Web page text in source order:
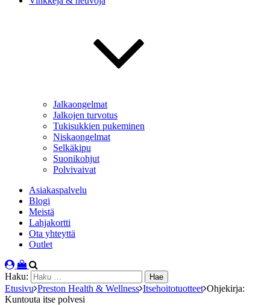
Jalkaongelmat
Jalkojen turvotus
Tukisukkien pukeminen
Niskaongelmat
Selkäkipu
Suonikohjut
Polvivaivat
Asiakaspalvelu
Blogi
Meistä
Lahjakortti
Ota yhteyttä
Outlet
Haku:
Etusivu Preston Health & Wellness Itsehoitotuotteet Ohjekirja:
Kuntouta itse polvesi